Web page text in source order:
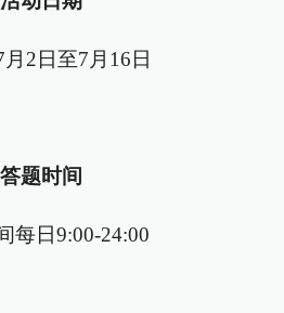
月2日至7月16日
答题时间
每日9:00-24:00